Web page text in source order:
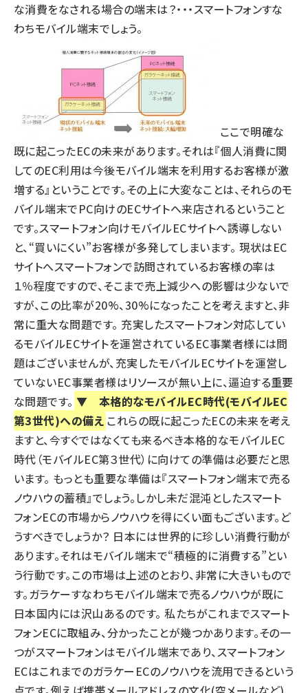
な消費をなされる場合の端末は？・・・スマートフォンすな
わちモバイル端末でしょう。
ここで明確な
既に起こったECの未来があります。それは『個人消費に関
してのEC利用は今後モバイル端末を利用するお客様が激
増する』ということです。その上に大変なことは、それらのモ
バイル端末でPC向けのECサイトへ来店されるということ
です。スマートフォン向けモバイルECサイトへ誘導しない
と、“買いにくい”お客様が多発してしまいます。 現状はEC
サイトへスマートフォンで訪問されているお客様の率は
１％程度ですので、そこまで売上減少への影響は少ないで
すが、この比率が20%、30%になったことを考えますと、非
常に重大な問題です。 充実したスマートフォン対応してい
るモバイルECサイトを運営されているEC事業者様には問
題はございませんが、充実したモバイルECサイトを運営し
ていないEC事業者様はリソースが無い上に、逼迫する重要
な問題です。 ▼ 本格的なモバイルEC時代(モバイルEC
第3世代)への備え これらの既に起こったECの未来を考え
ますと、今すぐではなくても来るべき本格的なモバイルEC
時代（モバイルEC第３世代）に向けての準備は必要だと思
います。 もっとも重要な準備は『スマートフォン端末で売る
ノウハウの蓄積』でしょう。しかし未だ混沌としたスマート
フォンECの市場からノウハウを得にくい面もございます。ど
うすべきでしょうか？ 日本には世界的に珍しい消費行動が
あります。それはモバイル端末で“積極的に消費する”とい
う行動です。この市場は上述のとおり、非常に大きいもので
す。ガラケーすなわちモバイル端末で売るノウハウが既に
日本国内には沢山あるのです。 私たちがこれまでスマート
フォンECに取組み、分かったことが幾つかあります。その一
つがスマートフォンはモバイル端末であり、スマートフォン
ECはこれまでのガラケーECのノウハウを流用できるという